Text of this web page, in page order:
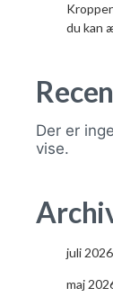
du kan
Der er
vise.
juli 2026
maj